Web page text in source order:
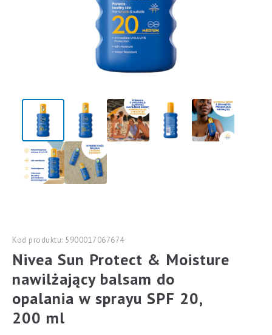
Kod produktu: 5900017067674
Nivea Sun Protect & Moisture
nawilżający balsam do
opalania w sprayu SPF 20,
200 ml